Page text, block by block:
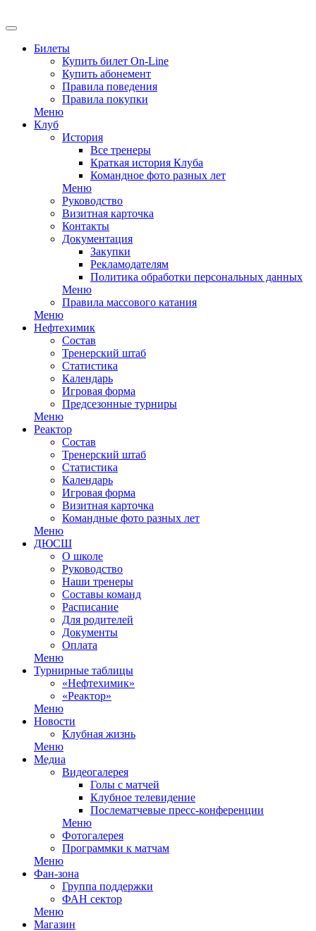
Билеты
Купить билет On-Line
Купить абонемент
Правила поведения
Правила покупки
Меню
Клуб
История
Все тренеры
Краткая история Клуба
Командное фото разных лет
Меню
Руководство
Визитная карточка
Контакты
Документация
Закупки
Рекламодателям
Политика обработки персональных данных
Меню
Правила массового катания
Меню
Нефтехимик
Состав
Тренерский штаб
Статистика
Календарь
Игровая форма
Предсезонные турниры
Меню
Реактор
Состав
Тренерский штаб
Статистика
Календарь
Игровая форма
Визитная карточка
Командные фото разных лет
Меню
ДЮСШ
О школе
Руководство
Наши тренеры
Составы команд
Расписание
Для родителей
Документы
Оплата
Меню
Турнирные таблицы
«Нефтехимик»
«Реактор»
Меню
Новости
Клубная жизнь
Меню
Медиа
Видеогалерея
Голы с матчей
Клубное телевидение
Послематчевые пресс-конференции
Меню
Фотогалерея
Программки к матчам
Меню
Фан-зона
Группа поддержки
ФАН сектор
Меню
Магазин